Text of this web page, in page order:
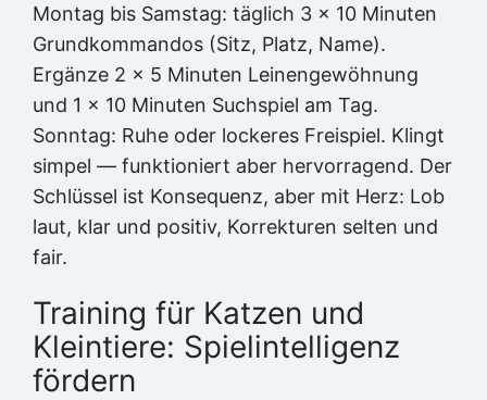
Montag bis Samstag: täglich 3 x 10 Minuten
Grundkommandos (Sitz, Platz, Name).
Ergänze 2 x 5 Minuten Leinengewöhnung
und 1 x 10 Minuten Suchspiel am Tag.
Sonntag: Ruhe oder lockeres Freispiel. Klingt
simpel — funktioniert aber hervorragend. Der
Schlüssel ist Konsequenz, aber mit Herz: Lob
laut, klar und positiv, Korrekturen selten und
fair.
Training für Katzen und
Kleintiere: Spielintelligenz
fördern